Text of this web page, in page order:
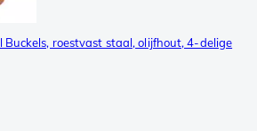
roestvast staal, olijfhout, 4-delige